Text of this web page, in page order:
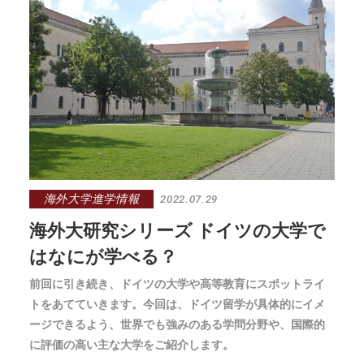
海外大学進学情報 2022.07.29
海外大研究シリーズ ドイツの大学で
はなにが学べる？
前回に引き続き、ドイツの大学や高等教育にスポットライ
トをあてていきます。今回は、ドイツ留学が具体的にイメ
ージできるよう、世界でも強みのある学問分野や、国際的
に評価の高い主な大学をご紹介します。